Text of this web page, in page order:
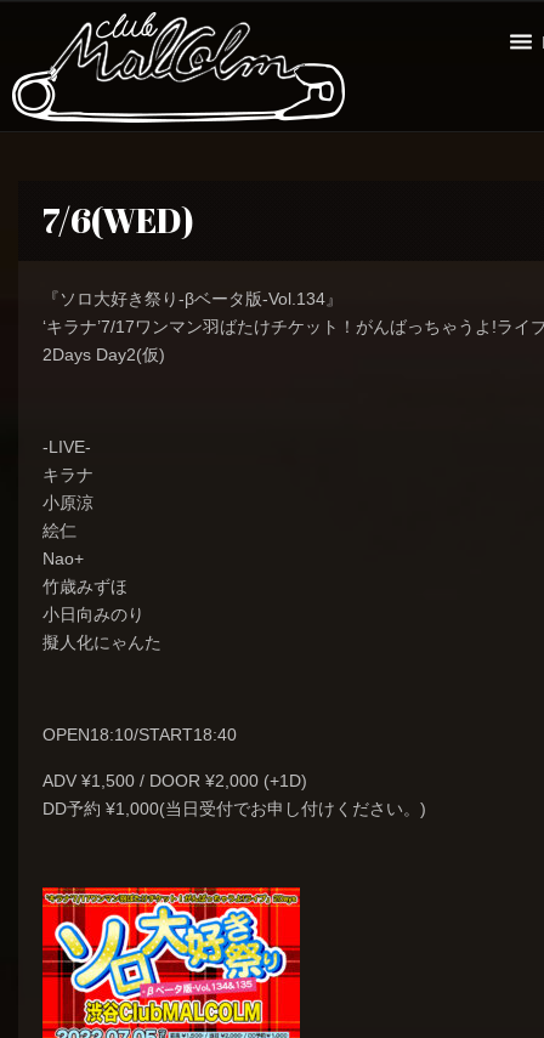
7/6(WED)
『ソロ大好き祭り-βベータ版-Vol.134』
‘キラナ’7/17ワンマン羽ばたけチケット！がんばっちゃうよ!ライ
2Days Day2(仮)
-LIVE-
キラナ
小原涼
絵仁
Nao+
竹歳みずほ
小日向みのり
擬人化にゃんた
OPEN18:10/START18:40
ADV ¥1,500 / DOOR ¥2,000 (+1D)
DD予約 ¥1,000(当日受付でお申し付けください。)